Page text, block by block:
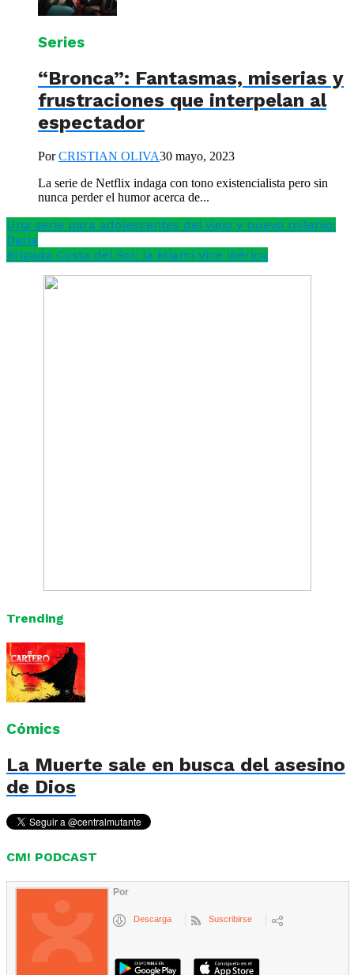
Series
“Bronca”: Fantasmas, miserias y
frustraciones que interpelan al
espectador
PorCRISTIAN OLIVA30 mayo, 2023
La serie de Netflix indaga con tono existencialista pero sin
nunca perder el humor acerca de...
Una serie para adolescentes del viejo y nuevo milenio:
Daria
Brigada Costa del Sol: la Miami Vice ibérica
Trending
Cómics
La Muerte sale en busca del asesino
de Dios
CM! PODCAST